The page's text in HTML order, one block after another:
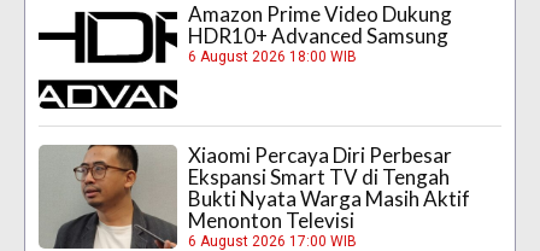
Amazon Prime Video Dukung
HDR10+ Advanced Samsung
6 August 2026 18:00 WIB
Xiaomi Percaya Diri Perbesar
Ekspansi Smart TV di Tengah
Bukti Nyata Warga Masih Aktif
Menonton Televisi
6 August 2026 17:00 WIB